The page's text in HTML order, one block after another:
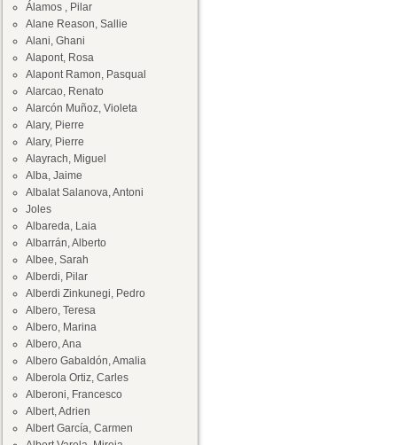
Álamos , Pilar
Alane Reason, Sallie
Alani, Ghani
Alapont, Rosa
Alapont Ramon, Pasqual
Alarcao, Renato
Alarcón Muñoz, Violeta
Alary, Pierre
Alary, Pierre
Alayrach, Miguel
Alba, Jaime
Albalat Salanova, Antoni
Joles
Albareda, Laia
Albarrán, Alberto
Albee, Sarah
Alberdi, Pilar
Alberdi Zinkunegi, Pedro
Albero, Teresa
Albero, Marina
Albero, Ana
Albero Gabaldón, Amalia
Alberola Ortiz, Carles
Alberoni, Francesco
Albert, Adrien
Albert García, Carmen